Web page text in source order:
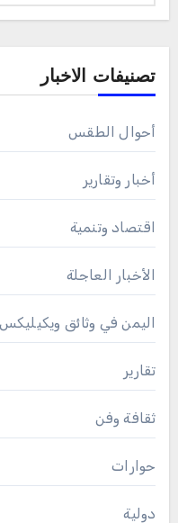
تصنيفات الاخبار
أحوال الطقس
أخبار وتقارير
اقتصاد وتنمية
الأخبار العاجلة
اليمن في وثائق ويكيليكس
تقارير
ثقافة وفن
حوارات
دولية